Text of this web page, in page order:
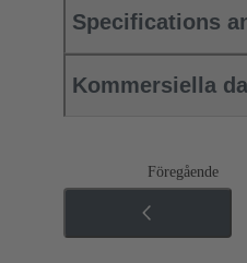
Specifications
Kommersiella
Föregående